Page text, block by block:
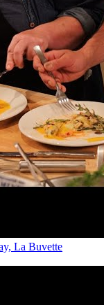
La Buvette